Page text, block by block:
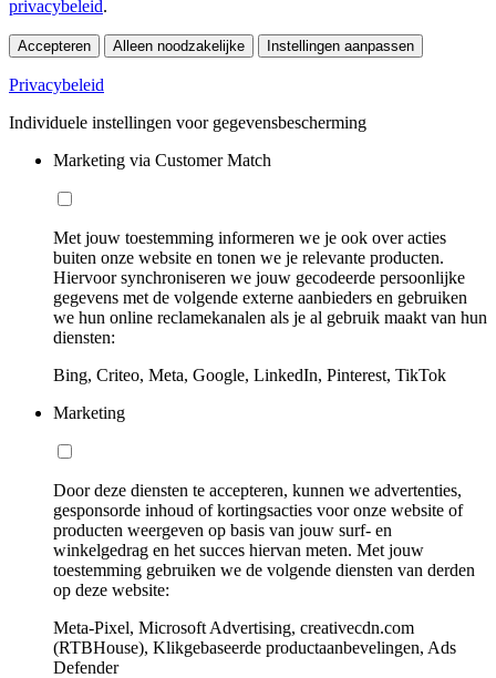
privacybeleid.
Accepteren Alleen noodzakelijke Instellingen aanpassen
Privacybeleid
Individuele instellingen voor gegevensbescherming
Marketing via Customer Match
Met jouw toestemming informeren we je ook over acties
buiten onze website en tonen we je relevante producten.
Hiervoor synchroniseren we jouw gecodeerde persoonlijke
gegevens met de volgende externe aanbieders en gebruiken
we hun online reclamekanalen als je al gebruik maakt van hun
diensten:
Bing, Criteo, Meta, Google, LinkedIn, Pinterest, TikTok
Marketing
Door deze diensten te accepteren, kunnen we advertenties,
gesponsorde inhoud of kortingsacties voor onze website of
producten weergeven op basis van jouw surf- en
winkelgedrag en het succes hiervan meten. Met jouw
toestemming gebruiken we de volgende diensten van derden
op deze website:
Meta-Pixel, Microsoft Advertising, creativecdn.com
(RTBHouse), Klikgebaseerde productaanbevelingen, Ads
Defender